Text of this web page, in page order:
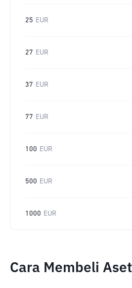
25 EUR
27 EUR
37 EUR
77 EUR
100 EUR
500 EUR
1000 EUR
Cara Membeli